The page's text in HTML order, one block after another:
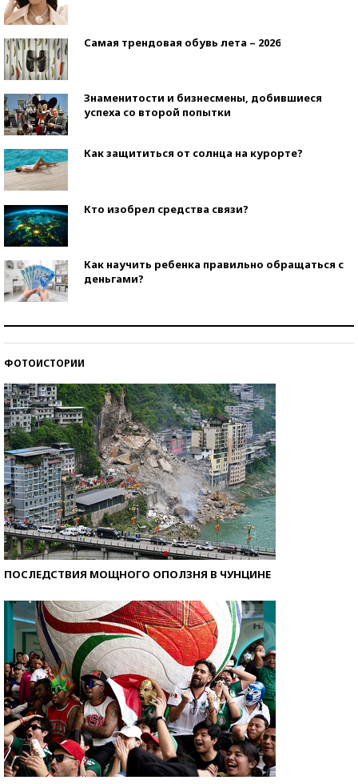
Самая трендовая обувь лета – 2026
Знаменитости и бизнесмены, добившиеся
успеха со второй попытки
Как защититься от солнца на курорте?
Кто изобрел средства связи?
Как научить ребенка правильно обращаться с
деньгами?
ФОТОИСТОРИИ
ПОСЛЕДСТВИЯ МОЩНОГО ОПОЛЗНЯ В ЧУНЦИНЕ